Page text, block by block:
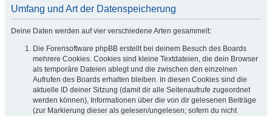
Umfang und Art der Datenspeicherung
Deine Daten werden auf vier verschiedene Arten gesammelt:
Die Forensoftware phpBB erstellt bei deinem Besuch des Boards
mehrere Cookies. Cookies sind kleine Textdateien, die dein Browser
als temporäre Dateien ablegt und die zwischen den einzelnen
Aufrufen des Boards erhalten bleiben. In diesen Cookies sind die
aktuelle ID deiner Sitzung (damit dir alle Seitenaufrufe zugeordnet
werden können), Informationen über die von dir gelesenen Beiträge
(zur Markierung dieser als gelesen/ungelesen; sofern du nicht